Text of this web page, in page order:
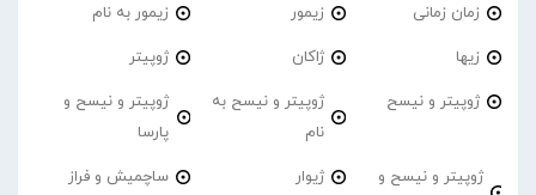
زمان زمانی زیمور زیمور به نام
زیها ژاکان ژوپیتر
ژوپیتر و نیسح
ژوپیتر و نیسح به
نام
ژوپیتر و نیسح و
پارسا
ژوپیتر و نیسح و ژیوار ساچمیش و فراز